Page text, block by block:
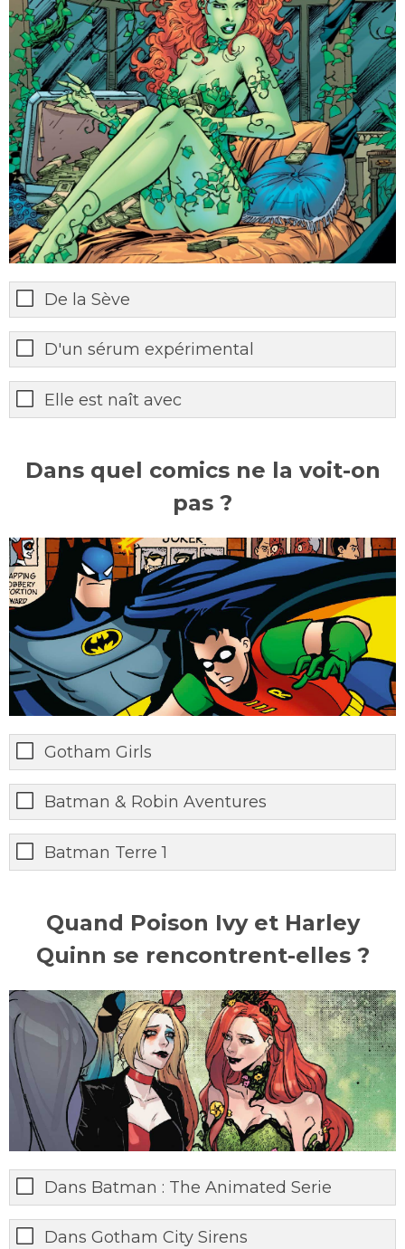
De la Sève
D'un sérum expérimental
Elle est naît avec
Dans quel comics ne la voit-on
pas ?
Gotham Girls
Batman & Robin Aventures
Batman Terre 1
Quand Poison Ivy et Harley
Quinn se rencontrent-elles ?
Dans Batman : The Animated Serie
Dans Gotham City Sirens